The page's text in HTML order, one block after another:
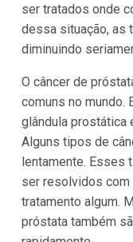
ser tratados onde
dessa situação, as
diminuindo
O câncer de
comuns no mundo.
glândula prostática
Alguns tipos de
lentamente. Esses
ser resolvidos com
tratamento algum.
próstata também